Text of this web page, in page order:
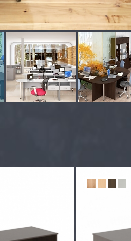
шкафы
и аптечки